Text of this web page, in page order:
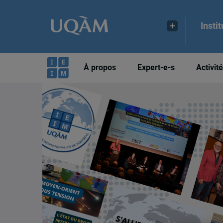
À propos Expert-e-s